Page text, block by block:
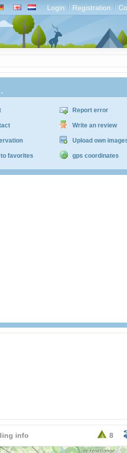
Login Registration
favorites
Report error
Write an review
Upload own
gps coordinates
8
info